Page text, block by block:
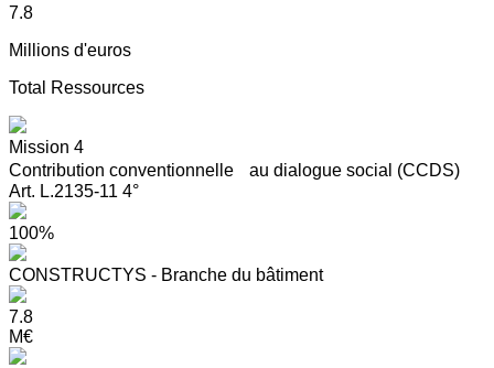
7.8
Millions d'euros
Total Ressources
Mission 4
Contribution conventionnelle au dialogue social (CCDS)
Art. L.2135-11 4°
100%
CONSTRUCTYS - Branche du bâtiment
7.8
M€